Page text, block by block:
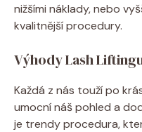
nižšími náklady, nebo
kvalitnější procedury.
Výhody Lash
Každá z nás touží po
umocní náš pohled a
je trendy procedura,